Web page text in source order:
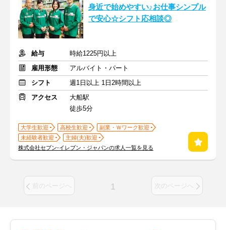
身近で始めやすい♪お仕事シンプル
で安心☆シフト応相談◎
給与
時給1225円以上
雇用形態
アルバイト・パート
シフト
週1日以上 1日2時間以上
アクセス
大船駅
徒歩5分
大学生歓迎 高校生歓迎
副業・Ｗワーク歓迎
未経験者歓迎
主婦(夫)歓迎
株式会社セブン-イレブン・ジャパンの求人一覧を見る
前のページへ 1 次のページへ